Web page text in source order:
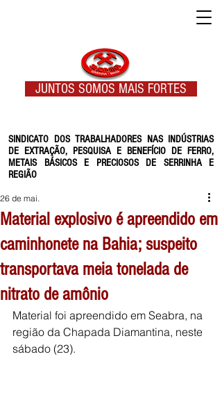
SINDICATO DOS TRABALHADORES NAS INDÚSTRIAS
DE EXTRAÇÃO, PESQUISA E BENEFÍCIO DE FERRO,
METAIS BÁSICOS E PRECIOSOS DE SERRINHA E
REGIÃO
JUNTOS SOMOS MAIS FORTES
Material explosivo é apreendido em
caminhonete na Bahia; suspeito
transportava meia tonelada de
nitrato de amônio
26 de mai.
Material foi apreendido em Seabra, na
região da Chapada Diamantina, neste
sábado (23).